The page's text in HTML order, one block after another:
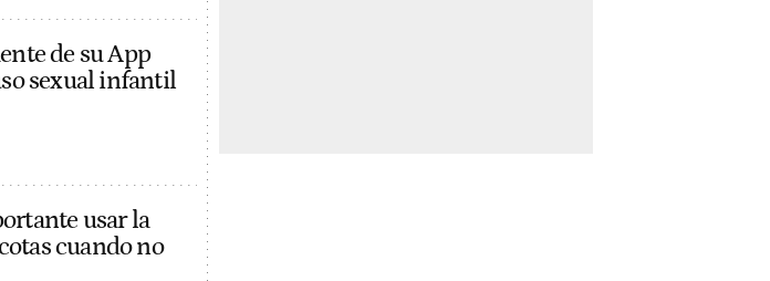
de su App
sexual infantil
usar la
cuando no